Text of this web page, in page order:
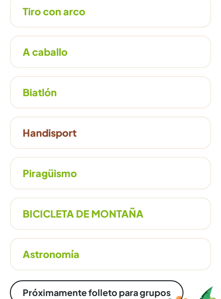
Tiro con arco
A caballo
Biatlón
Handisport
Piragüismo
BICICLETA DE MONTAÑA
Astronomía
Próximamente folleto para grupos